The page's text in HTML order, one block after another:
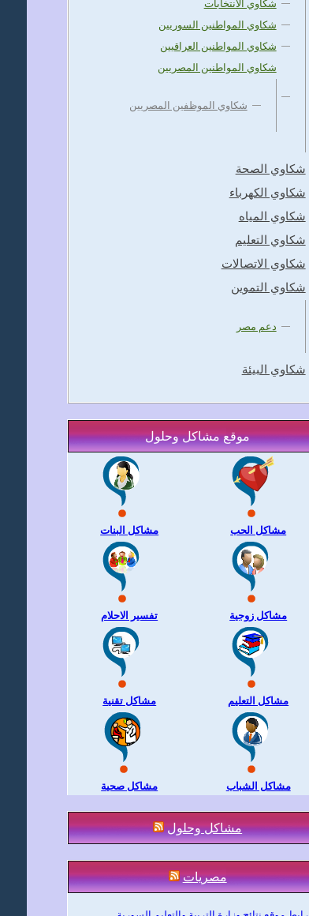
شكاوي الانتخابات
شكاوي المواطنين السوريين
شكاوي المواطنين العراقيين
شكاوي المواطنين المصريين
شكاوي الموظفين المصريين
شكاوي الصحة
شكاوي الكهرباء
شكاوي المياه
شكاوي التعليم
شكاوي الاتصالات
شكاوي التموين
دعم مصر
شكاوي البيئة
موقع مشاكل وحلول
مشاكل البنات مشاكل الحب
تفسير الاحلام مشاكل زوجية
مشاكل تقنية مشاكل التعليم
مشاكل صحية مشاكل الشباب
مشاكل وحلول
مصريات